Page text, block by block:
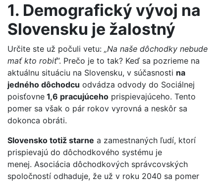
1. Demografický vývoj na
Slovensku je žalostný
Určite ste už počuli vetu: „Na naše dôchodky nebude
mať kto robiť”. Prečo je to tak? Keď sa pozrieme na
aktuálnu situáciu na Slovensku, v súčasnosti na
jedného dôchodcu odvádza odvody do Sociálnej
poisťovne 1,6 pracujúceho prispievajúceho. Tento
pomer sa však o pár rokov vyrovná a neskôr sa
dokonca obráti.
Slovensko totiž starne a zamestnaných ľudí, ktorí
prispievajú do dôchodkového systému je
menej. Asociácia dôchodkových správcovských
spoločností odhaduje, že už v roku 2040 sa pomer